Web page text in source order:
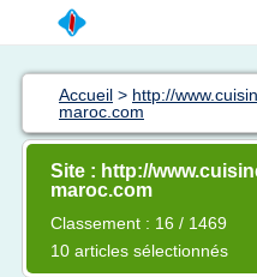
Accueil > http://
maroc.com
Site : http://
maroc.com
Classement : 16 / 1469
10 articles sélectionnés